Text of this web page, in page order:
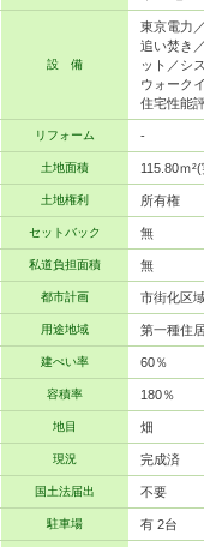
設 備
東京電力
追い焚き
ット／シ
ウォーク
住宅性能
リフォーム -
土地面積 115.80ｍ
土地権利 所有権
セットバック 無
私道負担面積 無
都市計画 市街化区
用途地域 第一種住
建ぺい率 60％
容積率 180％
地目 畑
現況 完成済
国土法届出 不要
駐車場 有 2台